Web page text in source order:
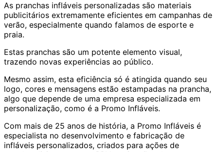
As pranchas infláveis personalizadas são materiais
publicitários extremamente eficientes em campanhas de
verão, especialmente quando falamos de esporte e
praia.
Estas pranchas são um potente elemento visual,
trazendo novas experiências ao público.
Mesmo assim, esta eficiência só é atingida quando seu
logo, cores e mensagens estão estampadas na prancha,
algo que depende de uma empresa especializada em
personalização, como é a Promo Infláveis.
Com mais de 25 anos de história, a Promo Infláveis é
especialista no desenvolvimento e fabricação de
infláveis personalizados, criados para ações de